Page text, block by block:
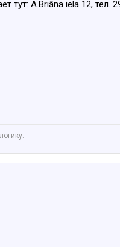
тут: A.Briāna iela 12, тел.